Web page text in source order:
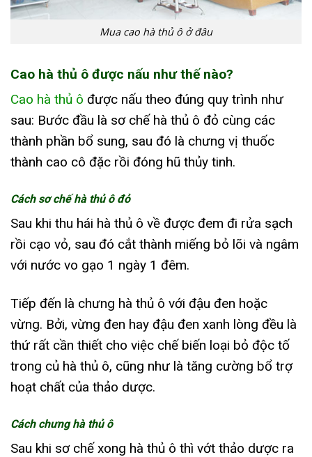
Mua cao hà thủ ô ở đâu
Cao hà thủ ô được nấu như thế nào?
Cao hà thủ ô được nấu theo đúng quy trình như
sau: Bước đầu là sơ chế hà thủ ô đỏ cùng các
thành phần bổ sung, sau đó là chưng vị thuốc
thành cao cô đặc rồi đóng hũ thủy tinh.
Cách sơ chế hà thủ ô đỏ
Sau khi thu hái hà thủ ô về được đem đi rửa sạch
rồi cạo vỏ, sau đó cắt thành miếng bỏ lõi và ngâm
với nước vo gạo 1 ngày 1 đêm.
Tiếp đến là chưng hà thủ ô với đậu đen hoặc
vừng. Bởi, vừng đen hay đậu đen xanh lòng đều là
thứ rất cần thiết cho việc chế biến loại bỏ độc tố
trong củ hà thủ ô, cũng như là tăng cường bổ trợ
hoạt chất của thảo dược.
Cách chưng hà thủ ô
Sau khi sơ chế xong hà thủ ô thì vớt thảo dược ra